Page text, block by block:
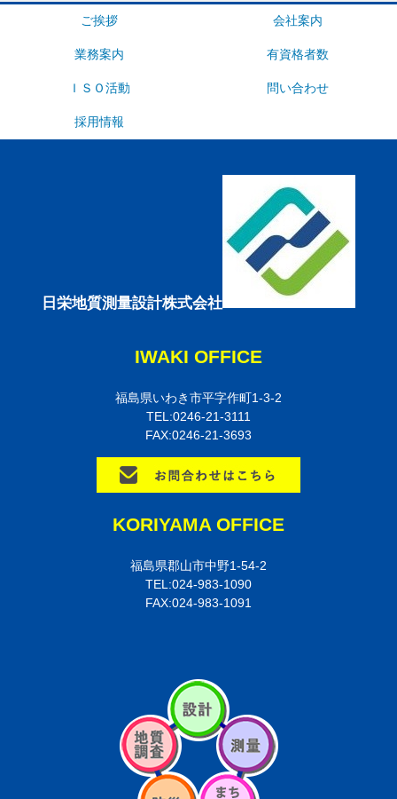
ご挨拶 会社案内
業務案内 有資格者数
ＩＳＯ活動 問い合わせ
採用情報
日栄地質測量設計株式会社
IWAKI OFFICE
福島県いわき市平字作町1-3-2
TEL:0246-21-3111
FAX:0246-21-3693
KORIYAMA OFFICE
福島県郡山市中野1-54-2
TEL:024-983-1090
FAX:024-983-1091